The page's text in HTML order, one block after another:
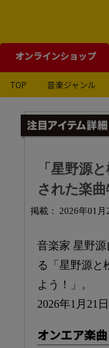
オンラインショップ
TOP 音楽ジャンル
「星野源
された楽
掲載： 2026年01月
音楽家 星野
る「星野源と
よう！」。
2026年1月21
オンエア楽曲